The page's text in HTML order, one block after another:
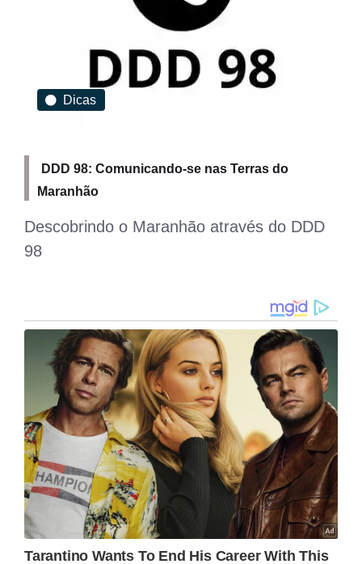
Dicas
DDD 98: Comunicando-se nas Terras do
Maranhão
Descobrindo o Maranhão através do DDD
98